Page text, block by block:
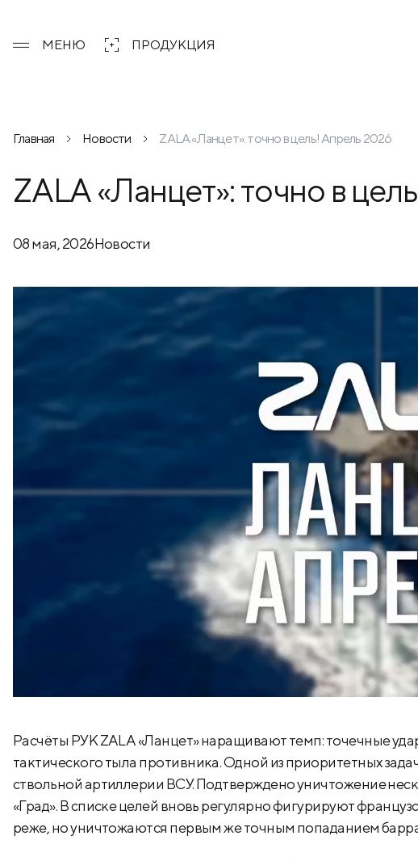
МЕНЮ ПРОДУКЦИЯ
Главная Новости ZALA «Ланцет»: точно в цель! Апрель 2026
ZALA «Ланцет»: точно в
08 мая, 2026Новости
Расчёты РУК ZALA «Ланцет» наращивают темп: точечные
тактического тыла противника. Одной из приоритетных
ствольной артиллерии ВСУ. Подтверждено уничтожение
«Град». В списке целей вновь регулярно фигурируют
реже, но уничтожаются первым же точным попаданием